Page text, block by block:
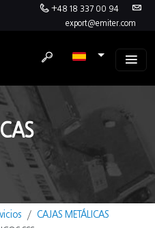
+48 18 337 00 94
export@emiter.com
CAJAS METÁLICAS